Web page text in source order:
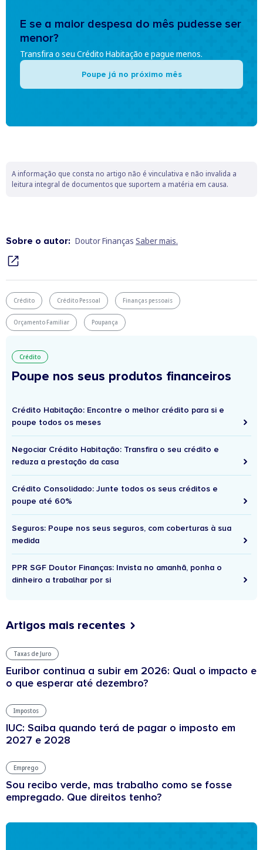
E se a maior despesa do mês pudesse ser
menor?
Transfira o seu Crédito Habitação e pague menos.
Poupe já no próximo mês
A informação que consta no artigo não é vinculativa e não invalida a
leitura integral de documentos que suportem a matéria em causa.
Sobre o autor: Doutor Finanças Saber mais.
Crédito Crédito Pessoal Finanças pessoais
Orçamento Familiar Poupança
Crédito
Poupe nos seus produtos financeiros
Crédito Habitação: Encontre o melhor crédito para si e
poupe todos os meses
Negociar Crédito Habitação: Transfira o seu crédito e
reduza a prestação da casa
Crédito Consolidado: Junte todos os seus créditos e
poupe até 60%
Seguros: Poupe nos seus seguros, com coberturas à sua
medida
PPR SGF Doutor Finanças: Invista no amanhã, ponha o
dinheiro a trabalhar por si
Artigos mais recentes
Taxas de Juro
Euribor continua a subir em 2026: Qual o impacto e
o que esperar até dezembro?
Impostos
IUC: Saiba quando terá de pagar o imposto em
2027 e 2028
Emprego
Sou recibo verde, mas trabalho como se fosse
empregado. Que direitos tenho?